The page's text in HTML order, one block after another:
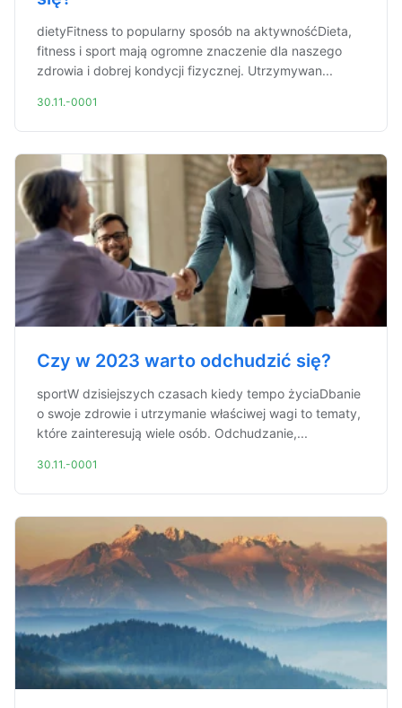
dietyFitness to popularny sposób na aktywnośćDieta,
fitness i sport mają ogromne znaczenie dla naszego
zdrowia i dobrej kondycji fizycznej. Utrzymywan...
30.11.-0001
Czy w 2023 warto odchudzić się?
sportW dzisiejszych czasach kiedy tempo życiaDbanie
o swoje zdrowie i utrzymanie właściwej wagi to tematy,
które zainteresują wiele osób. Odchudzanie,...
30.11.-0001